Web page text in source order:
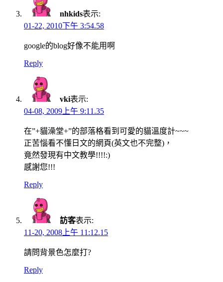
nhkids表示:
01-22, 2010下午 3:54.58
google的blog好像不能用啊
Reply
vki表示:
04-08, 2009上午 9:11.35
在”+貓澡堂+”的部落格看到可愛的貓溫度計~~~
正苦惱看不懂日文的網頁(英文也不完整)，
竟然發現有中文教學!!!!:)
感謝您!!!
Reply
訪客表示:
11-20, 2008上午 11:12.15
請問背景色怎麼打?
Reply